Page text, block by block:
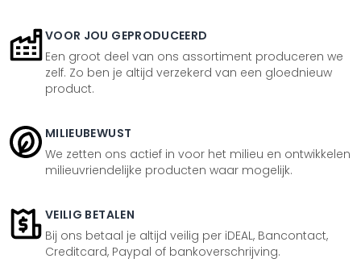
VOOR JOU GEPRODUCEERD
Een groot deel van ons assortiment produceren we
zelf. Zo ben je altijd verzekerd van een gloednieuw
product.
MILIEUBEWUST
We zetten ons actief in voor het milieu en ontwikkelen
milieuvriendelijke producten waar mogelijk.
VEILIG BETALEN
Bij ons betaal je altijd veilig per iDEAL, Bancontact,
Creditcard, Paypal of bankoverschrijving.